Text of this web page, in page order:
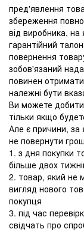
пред'явлення
збереження
від виробника, на
гарантійний
повернення
зобов'язаний
повинен
належні бути
Ви можете
тільки якщо
Але є причини,
не повернути
1. з дня покупки
більше двох
2. товар, який не
вигляд нового
покупця
3. під час
свідчать про